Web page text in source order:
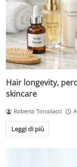
Hair longevity,
skincare
Roberto Torcolacci
Leggi di più